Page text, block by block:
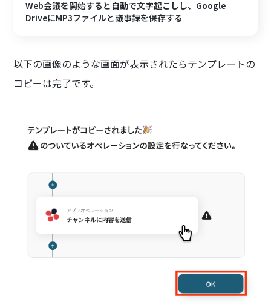
Web会議を開始すると自動で文字起こしし、Google
DriveにMP3ファイルと議事録を保存する
以下の画像のような画面が表示されたらテンプレートの
コピーは完了です。